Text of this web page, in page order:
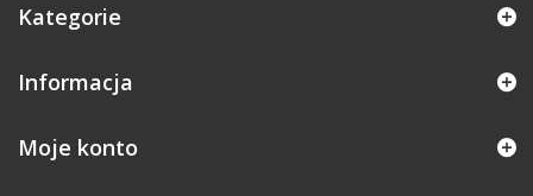
Kategorie
Informacja
Moje konto